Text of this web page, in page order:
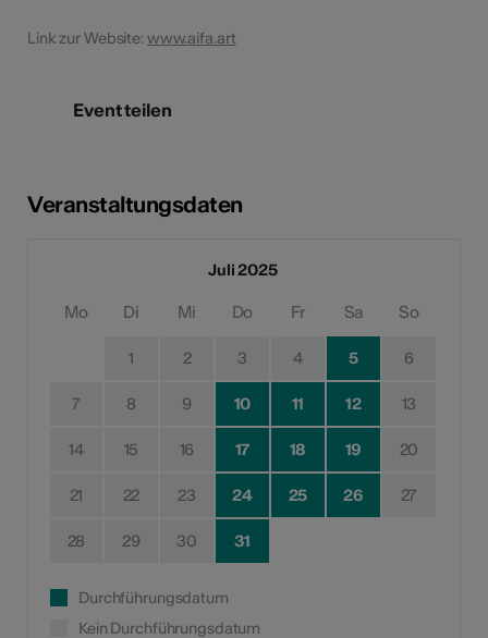
Link zur Website: www.aifa.art
Event teilen
Veranstaltungsdaten
Juli 2025
Mo Di Mi Do Fr Sa So
1 2 3 4 5 6
7 8 9 10 11 12 13
14 15 16 17 18 19 20
21 22 23 24 25 26 27
28 29 30 31
Durchführungsdatum
Kein Durchführungsdatum